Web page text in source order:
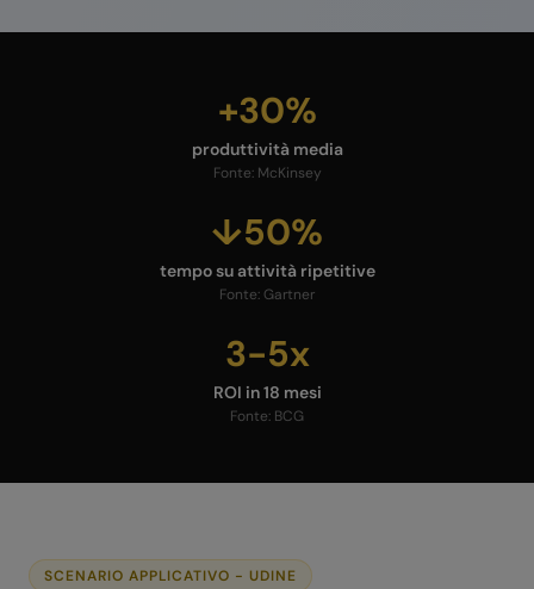
+30%
produttività media
Fonte: McKinsey
↓50%
tempo su attività ripetitive
Fonte: Gartner
3-5x
ROI in 18 mesi
Fonte: BCG
SCENARIO APPLICATIVO -UDINE